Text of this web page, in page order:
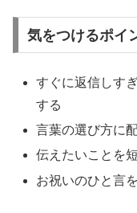
気をつけるポイ
すぐに返信しす
する
言葉の選び方に
伝えたいことを
お祝いのひと言